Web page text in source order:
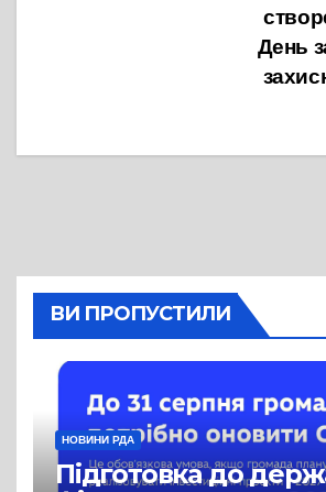
День
ВИ ПРОПУСТИЛИ
НОВИНИ РДА
Підготовка до